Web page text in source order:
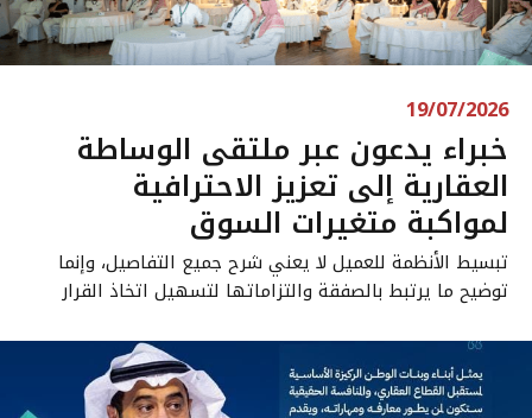
19/07/2026
خبراء يدعون عبر ملتقى الوساطة
العقارية إلى تعزيز الاحترافية
لمواكبة متغيرات السوق
تبسيط الأنظمة للعميل لا يعني شرح جميع التفاصيل، وإنما
توضيح ما يرتبط بالصفقة والتزاماتها لتسهيل اتخاذ القرار